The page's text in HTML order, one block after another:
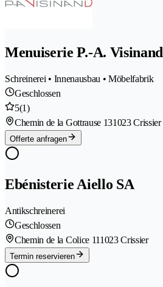
Menuiserie P.-A. Visinand
Schreinerei • Innenausbau • Möbelfabrik
Geschlossen
5(1)
Chemin de la Gottrause 131023 Crissier
Offerte anfragen
Ebénisterie Aiello SA
Antikschreinerei
Geschlossen
Chemin de la Colice 111023 Crissier
Termin reservieren